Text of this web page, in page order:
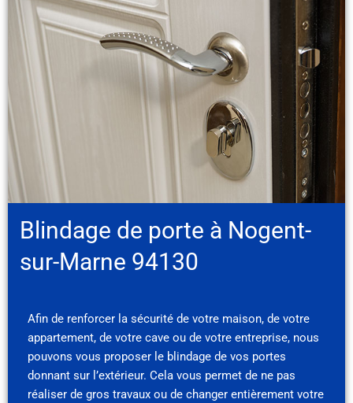
Blindage de porte à Nogent-
sur-Marne 94130
Afin de renforcer la sécurité de votre maison, de votre
appartement, de votre cave ou de votre entreprise, nous
pouvons vous proposer le blindage de vos portes
donnant sur l’extérieur. Cela vous permet de ne pas
réaliser de gros travaux ou de changer entièrement votre